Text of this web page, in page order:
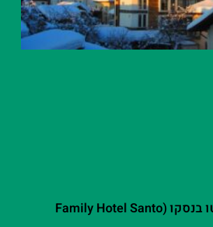
מלון פמילי סנטו בנסקו (Family Hotel Santo